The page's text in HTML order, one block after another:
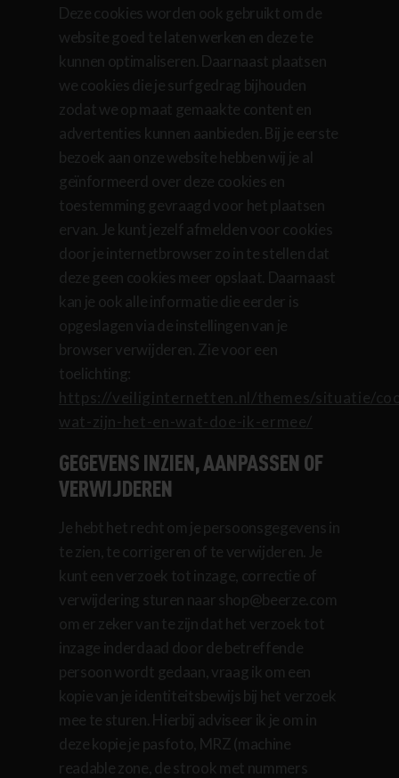
Deze cookies worden ook gebruikt om de
website goed te laten werken en deze te
kunnen optimaliseren. Daarnaast plaatsen
we cookies die je surfgedrag bijhouden
zodat we op maat gemaakte content en
advertenties kunnen aanbieden. Bij je eerste
bezoek aan onze website hebben wij je al
geïnformeerd over deze cookies en
toestemming gevraagd voor het plaatsen
ervan. Je kunt jezelf afmelden voor cookies
door je internetbrowser zo in te stellen dat
deze geen cookies meer opslaat. Daarnaast
kan je ook alle informatie die eerder is
opgeslagen via de instellingen van je
browser verwijderen. Zie voor een
toelichting:
https://veiliginternetten.nl/themes/situatie/
wat-zijn-het-en-wat-doe-ik-ermee/
GEGEVENS INZIEN, AANPASSEN OF
VERWIJDEREN
Je hebt het recht om je persoonsgegevens in
te zien, te corrigeren of te verwijderen. Je
kunt een verzoek tot inzage, correctie of
verwijdering sturen naar shop@beerze.com
om er zeker van te zijn dat het verzoek tot
inzage inderdaad door de betreffende
persoon wordt gedaan, vraag ik om een
kopie van je identiteitsbewijs bij het verzoek
mee te sturen. Hierbij adviseer ik je om in
deze kopie je pasfoto, MRZ (machine
readable zone, de strook met nummers